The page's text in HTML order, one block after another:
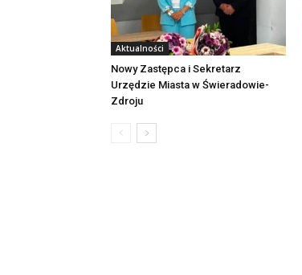
Aktualności
Nowy Zastępca i Sekretarz
Urzędzie Miasta w Świeradowie-
Zdroju